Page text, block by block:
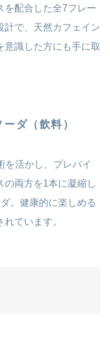
を配合した全7フレー
計で、天然カフェイン
意識した方にも手に取
ダ（飲料）
を活かし、プレバイ
の両方を1本に凝縮し
。健康的に楽しめる
ています。